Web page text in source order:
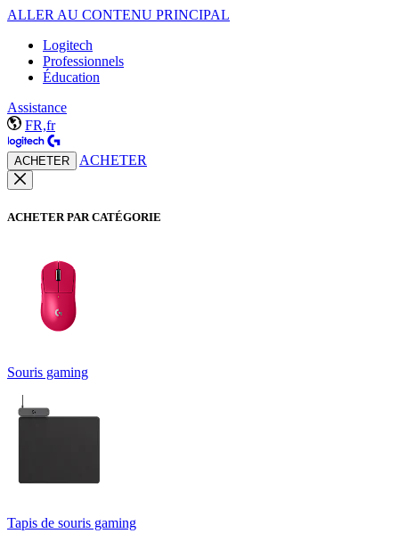
ALLER AU CONTENU PRINCIPAL
Logitech
Professionnels
Éducation
Assistance
FR,fr
ACHETER ACHETER
ACHETER PAR CATÉGORIE
Souris gaming
Tapis de souris gaming